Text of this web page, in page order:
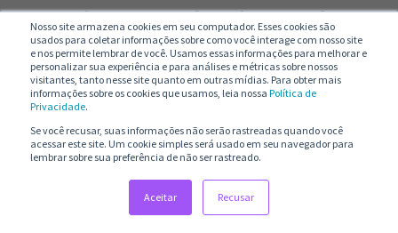
Nosso site armazena cookies em seu computador. Esses cookies são
usados para coletar informações sobre como você interage com nosso site
e nos permite lembrar de você. Usamos essas informações para melhorar e
personalizar sua experiência e para análises e métricas sobre nossos
visitantes, tanto nesse site quanto em outras mídias. Para obter mais
informações sobre os cookies que usamos, leia nossa Política de
Privacidade.
Se você recusar, suas informações não serão rastreadas quando você
acessar este site. Um cookie simples será usado em seu navegador para
lembrar sobre sua preferência de não ser rastreado.
Aceitar Recusar
Artigos Relacionados